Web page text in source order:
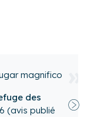
vasque,
agréable et
à proximité